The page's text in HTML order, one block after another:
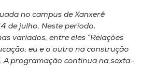
no campus de Xanxerê
de julho. Neste período,
variados, entre eles “Relações
eu e o outro na construção
A programação continua na sexta-